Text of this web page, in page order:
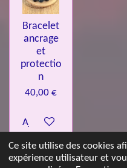
Ce site utilise des cookies
expérience utilisateur et
Bracelet
ancrage
et
protectio
n
40,00 €
Ajouter au panier
© 2023 - 2026 Les jolies pierres